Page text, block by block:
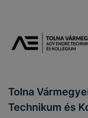
Tolna
Technikum és